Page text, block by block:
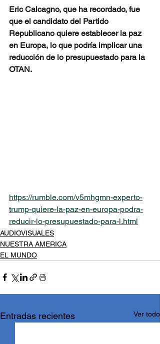
Eric Calcagno, que ha recordado, fue
que el candidato del Partido
Republicano quiere establecer la paz
en Europa, lo que podría implicar una
reducción de lo presupuestado para la
OTAN.
https://rumble.com/v5mhgmn-experto-
trump-quiere-la-paz-en-europa-podra-
reducir-lo-presupuestado-para-l.html
AUDIOVISUALES
NUESTRA AMERICA
EL MUNDO
Entradas recientes Ver todo